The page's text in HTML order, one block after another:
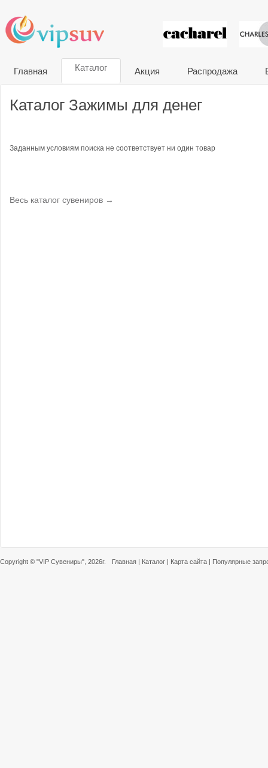
VIP
Главная Каталог Акция Распродажа
Каталог Зажимы для денег
Заданным условиям поиска не соответствует ни один товар
Весь каталог сувениров →
Copyright © "VIP Сувениры" , 2026г. Главная | Каталог | Карта сайта | Популярные